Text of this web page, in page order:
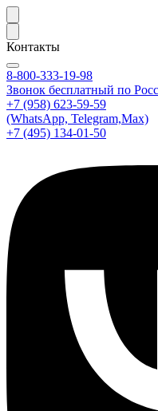
Контакты
8-800-333-19-98
Звонок бесплатный по
+7 (958) 623-59-59
(WhatsApp, Telegram,Max)
+7 (495) 134-01-50